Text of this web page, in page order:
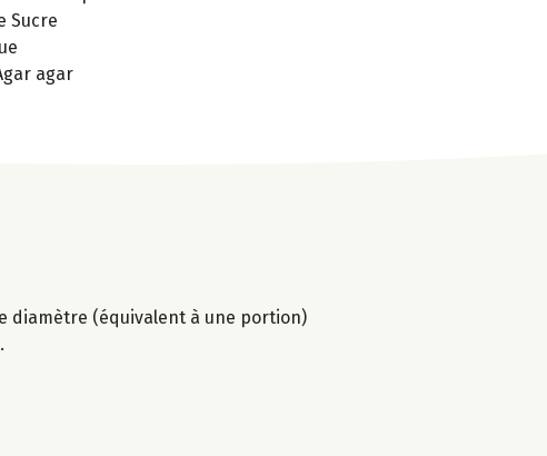
Sucre
agar
diamètre (équivalent à une portion)